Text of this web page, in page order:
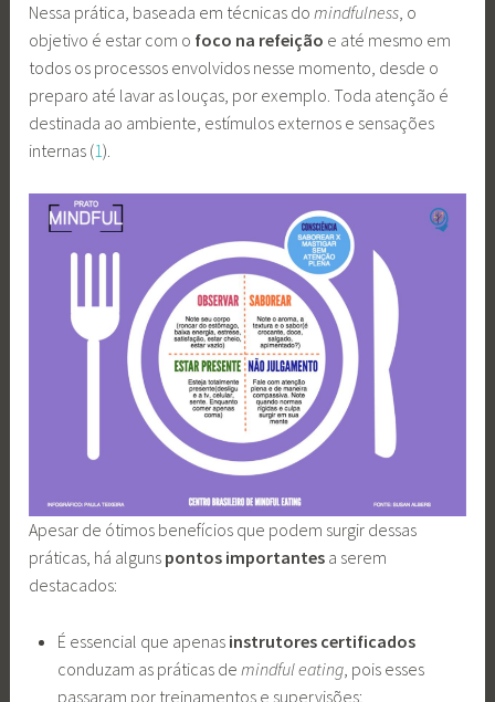
Nessa prática, baseada em técnicas domindfulness, o
objetivo é estar com o foco na refeição e até mesmo em
todos os processos envolvidos nesse momento, desde o
preparo até lavar as louças, por exemplo. Toda atenção é
destinada ao ambiente, estímulos externos e sensações
internas (1).
Apesar de ótimos benefícios que podem surgir dessas
práticas, há alguns pontos importantes a serem
destacados:
É essencial que apenasinstrutores certificados
conduzam as práticas de mindful eating, pois esses
passaram por treinamentos e supervisões;